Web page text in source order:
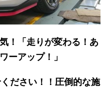
！「走りが変わる！あ
ーアップ！」
ください！！圧倒的な施